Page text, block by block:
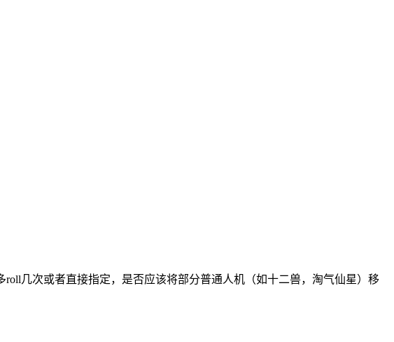
几次或者直接指定，是否应该将部分普通人机（如十二兽，淘气仙星）移